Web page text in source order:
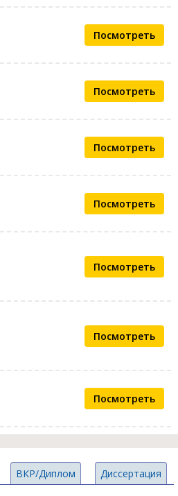
Посмотреть
Посмотреть
Посмотреть
Посмотреть
Посмотреть
Посмотреть
Посмотреть
ВКР/Диплом Диссертация